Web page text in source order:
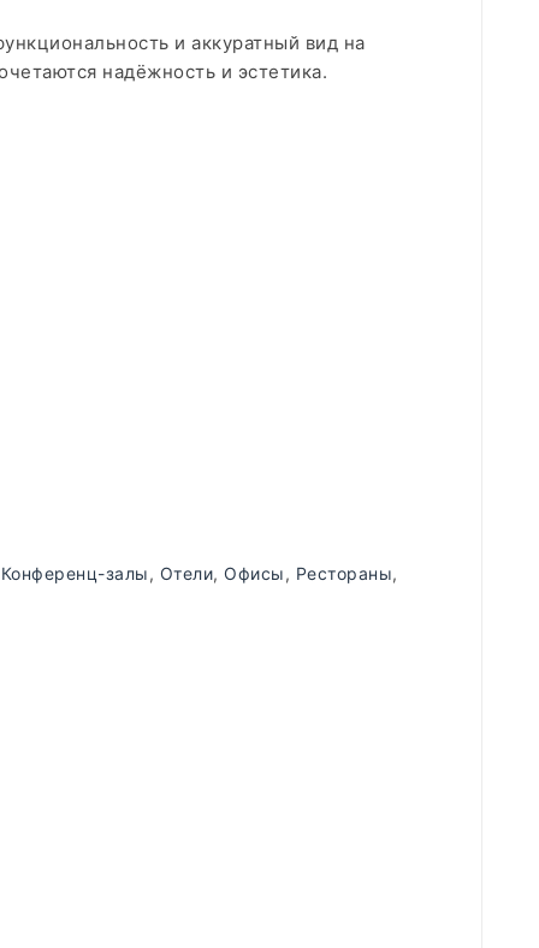
и аккуратный вид на
надёжность и эстетика.
Конференц-залы, Отели, Офисы, Рестораны,